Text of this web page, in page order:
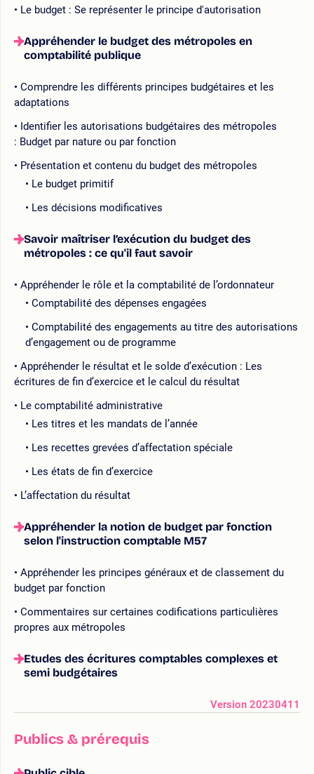
Le budget : Se représenter le principe d'autorisation
Appréhender le budget des métropoles en
comptabilité publique
Comprendre les différents principes budgétaires et les
adaptations
Identifier les autorisations budgétaires des métropoles
: Budget par nature ou par fonction
Présentation et contenu du budget des métropoles
Le budget primitif
Les décisions modificatives
Savoir maîtriser l’exécution du budget des
métropoles : ce qu'il faut savoir
Appréhender le rôle et la comptabilité de l’ordonnateur
Comptabilité des dépenses engagées
Comptabilité des engagements au titre des autorisations
d’engagement ou de programme
Appréhender le résultat et le solde d’exécution : Les
écritures de fin d’exercice et le calcul du résultat
Le comptabilité administrative
Les titres et les mandats de l’année
Les recettes grevées d’affectation spéciale
Les états de fin d’exercice
L’affectation du résultat
Appréhender la notion de budget par fonction
selon l'instruction comptable M57
Appréhender les principes généraux et de classement du
budget par fonction
Commentaires sur certaines codifications particulières
propres aux métropoles
Etudes des écritures comptables complexes et
semi budgétaires
Version 20230411
Publics & prérequis